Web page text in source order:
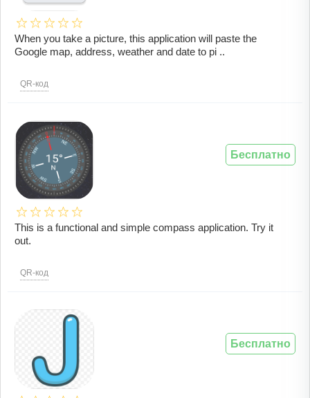
When you take a picture, this application will paste the
Google map, address, weather and date to pi ..
QR-код
This is a functional and simple compass application. Try it
out.
QR-код
Бесплатно
Бесплатно